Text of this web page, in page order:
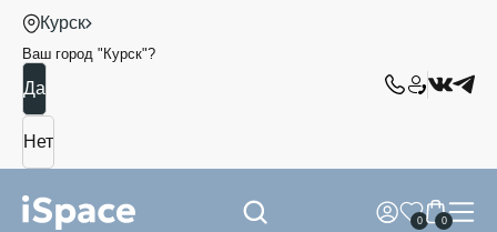
Курск
Ваш город " Курск"?
0 0